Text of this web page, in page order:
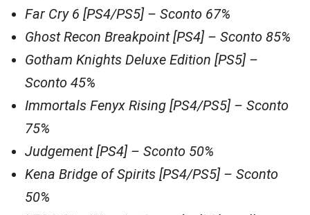
Far Cry 6 [PS4/PS5] – Sconto 67%
Ghost Recon Breakpoint [PS4] – Sconto 85%
Gotham Knights Deluxe Edition [PS5] –
Sconto 45%
Immortals Fenyx Rising [PS4/PS5] – Sconto
75%
Judgement [PS4] – Sconto 50%
Kena Bridge of Spirits [PS4/PS5] – Sconto
50%